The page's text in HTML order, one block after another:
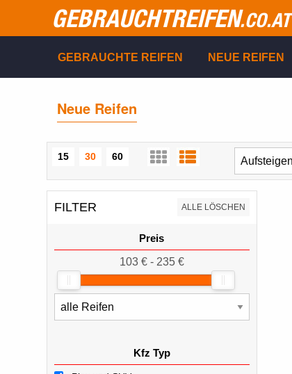
GEBRAUCHTREIFEN.CO.AT
GEBRAUCHTE REIFEN NEUE REIFEN
Neue Reifen
15 30 60
FILTER ALLE LÖSCHEN
Preis
103 € - 235 €
Kfz Typ